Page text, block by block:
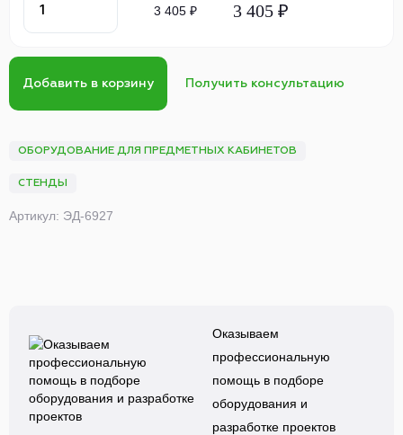
ОБОРУДОВАНИЕ ДЛЯ ПРЕДМЕТНЫХ КАБИНЕТОВ
СТЕНДЫ
Артикул: ЭД-6927
3 405 ₽ 3 405 ₽
Добавить в корзину Получить консультацию
Оказываем
профессиональную
помощь в подборе
оборудования и
разработке проектов